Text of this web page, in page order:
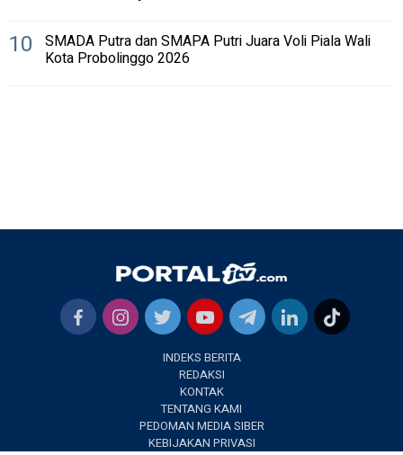
10 SMADA Putra dan SMAPA Putri Juara Voli Piala Wali
Kota Probolinggo 2026
INDEKS BERITA
REDAKSI
KONTAK
TENTANG KAMI
PEDOMAN MEDIA SIBER
KEBIJAKAN PRIVASI